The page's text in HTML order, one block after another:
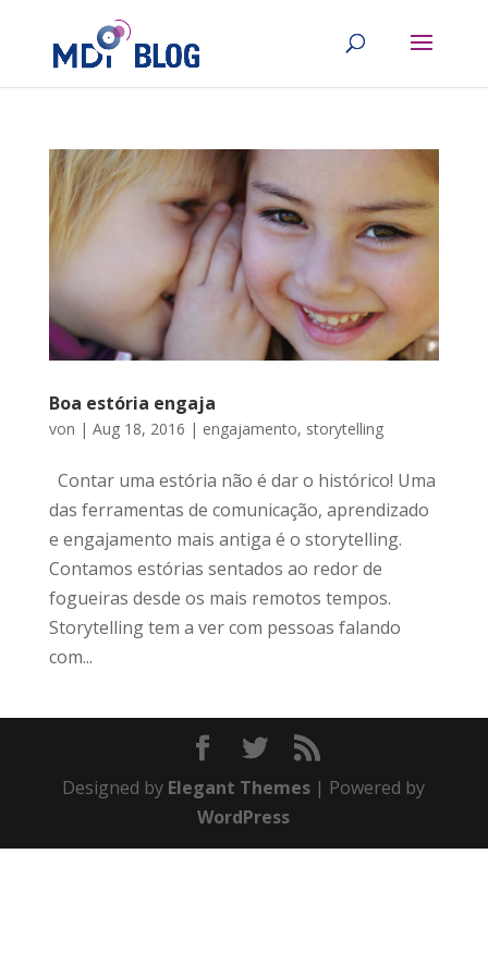
Boa estória engaja
von | Aug 18, 2016 | engajamento, storytelling
Contar uma estória não é dar o histórico! Uma
das ferramentas de comunicação, aprendizado
e engajamento mais antiga é o storytelling.
Contamos estórias sentados ao redor de
fogueiras desde os mais remotos tempos.
Storytelling tem a ver com pessoas falando
com...
Designed by Elegant Themes | Powered by
WordPress